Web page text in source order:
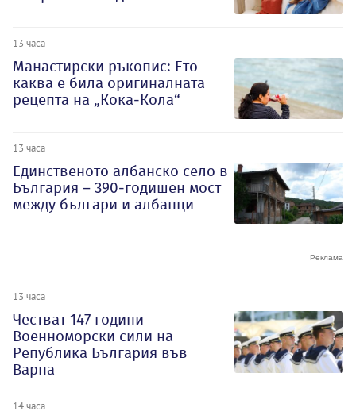
13 часа
Манастирски ръкопис: Ето
каква е била оригиналната
рецепта на „Кока-Кола“
13 часа
Единственото албанско село в
България – 390-годишен мост
между българи и албанци
13 часа
Честват 147 години
Военноморски сили на
Република България във
Варна
14 часа